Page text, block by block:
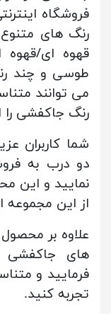
فروشگاه
رنگ های
قهوه ای/
طوسی و چند
می توانند
رنگ جاکفشی را
شما کاربران
دو درب به
نمایید و این
از این مجموعه
علاوه بر
های جاکفشی
فرمایید و
تجربه کنید.